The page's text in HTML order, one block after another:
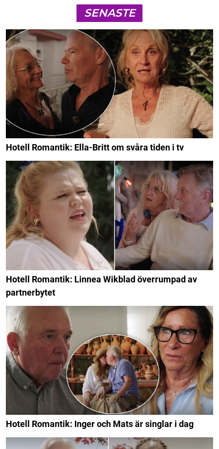
SENASTE
Hotell Romantik: Ella-Britt om svåra tiden i tv
Hotell Romantik: Linnea Wikblad överrumpad av
partnerbytet
Hotell Romantik: Inger och Mats är singlar i dag